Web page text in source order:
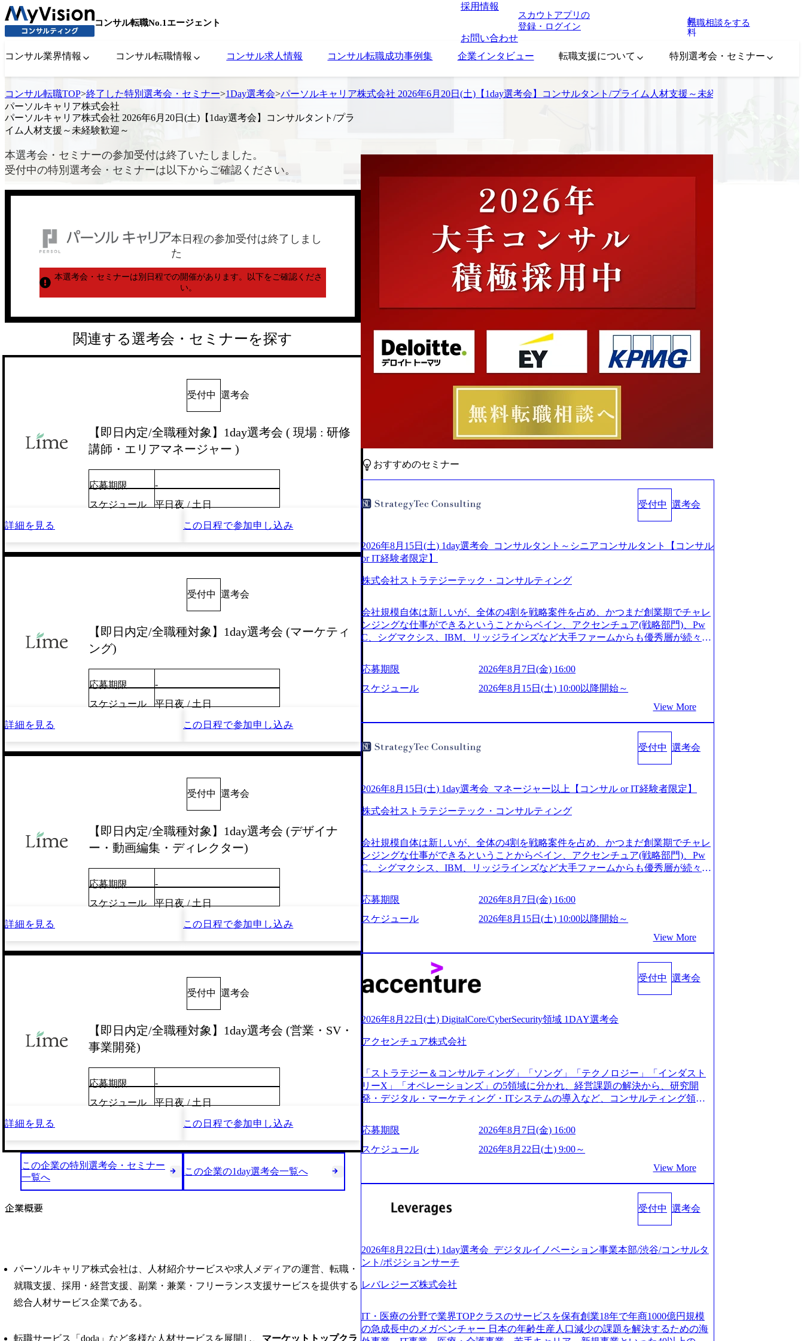
コンサル転職No.1エージェント
採用情報
お問い合わせ
スカウトアプリの
登録・ログイン
無
料
転職相談をする
コンサル業界情報 コンサル転職情報 コンサル求人情報 コンサル転職成功事例集 企業インタビュー 転職支援について 特別選考会・セミナー
コンサル転職TOP>終了した特別選考会・セミナー>1Day選考会>パーソルキャリア株式会社 2026年6月20日(土)【1day選考会】コンサルタント/プライム人材支援～未経験歓迎～
パーソルキャリア株式会社
パーソルキャリア株式会社 2026年6月20日(土)【1day選考会】コンサルタント/プラ
イム人材支援～未経験歓迎～
本選考会・セミナーの参加受付は終了いたしました。
受付中の特別選考会・セミナーは以下からご確認ください。
本日程の参加受付は終了しまし
た
本選考会・セミナーは別日程での開催があります。
以下をご確認くださ
い。
関連する選考会・セミナーを探す
受付中 選考会
【即日内定/全職種対象】1day選考会 ( 現場 : 研修
講師・エリアマネージャー )
応募期限
-
スケジュール
平日夜 / 土日
詳細を見る この日程で参加申し込み
受付中 選考会
【即日内定/全職種対象】1day選考会 (マーケティ
ング)
応募期限
-
スケジュール
平日夜 / 土日
詳細を見る この日程で参加申し込み
受付中 選考会
【即日内定/全職種対象】1day選考会 (デザイナ
ー・動画編集・ディレクター)
応募期限
-
スケジュール
平日夜 / 土日
詳細を見る この日程で参加申し込み
受付中 選考会
【即日内定/全職種対象】1day選考会 (営業・SV・
事業開発)
応募期限
-
スケジュール
平日夜 / 土日
詳細を見る この日程で参加申し込み
この企業の特別選考会・セミナー
一覧へ
この企業の1day選考会一覧へ
企業概要
パーソルキャリア株式会社は、人材紹介サービスや求人メディアの運営、転職・
就職支援、採用・経営支援、副業・兼業・フリーランス支援サービスを提供する
総合人材サービス企業である。 ​
転職サービス「doda」など多様な人材サービスを展開し、 マーケットトップクラ
おすすめのセミナー
受付中 選考会
2026年8月15日(土) 1day選考会_コンサルタント～シニアコンサルタント【コンサル
or IT経験者限定】
株式会社ストラテジーテック・コンサルティング
会社規模自体は新しいが、全体の4割を戦略案件を占め、かつまだ創業期でチャレ
ンジングな仕事ができるということからベイン、アクセンチュア(戦略部門)、Pw
C、シグマクシス、IBM、リッジラインズなど大手ファームからも優秀層が続々ジ
※SaaSプロダクト、地方創生、メディアなど リモート比率99%、福岡や北海道在
中者もいて働きやすい環境※コンサルクラスから 製造業、金融業、通信業界に強
みがあり、ヘルスケアな業界は広げていく予定 インセンティブ支給という他社に
2026年8月7日(金) 16:00 ※枠が限られておりますので、ご応募いただいてもご対応
できない可能性がございます ※弊社がコンサルタント未経験 or IT未経験と判断さ
ていただきます ● 面接(1次・最終を一度の面接で実施) ※面接終了しましたら、後
日弊社担当者より結果についてご連絡させていただきます。 ● 一日で最終面接ま
お時間をいただく場合がございます ● 面接、条件面談それぞれ最大1時間を想定し
よび条件面談ともに、どの時間開始となってもご対応いただけるよう、候補者様
前にGAB試験を受検いただきます(受験期限は1day選考会実施日の3日前まで)。 ※
ただし、30代以上のコンサルファーム経験3年以上の方はGAB受検免除、書類選考
のみ。 書類選考通過後に、GAB試験に合格している方へ1day選考会当日のご案内
をさせていただきます。 急速なグローバル化により既存事業では成長戦略を描く
ンスフォーメーション戦略を中心にコンサルティングサポートいたします。 (1)既
存または新規大手事業会社から依頼された「経営戦略」等のコンサルティング支
援を行います。クライアントは各業界上位5社をターゲットとし、特にCXOクラス
から「新規事業戦略」「既存事業のトランスフォーメーション」の依頼を多数い
ただいています。 (2)「SIerやPMO支援を積極的に獲得しない」、弊社がプライム
である「戦略」案件をメインとしたコンサルティングを行います ＜プロジェクト
一部抜粋＞ ・海外事業(新規・既存)事業のビジネスモデル検討支援 ・金融領域に
おけるAIを活用した事業戦略検討支援 ・新規ICT事業戦略策定支援 ・スマートシ
ションを活用した事業戦略策定及び営業支援 ※その他新規事業や既存デジタルト
ランスフォーメーションの案件が多数 ● コンサルタント プロジェクトにおける個
人のタスク管理及び遂行を担う。主な作業としては、仮説検証からクライアント
う。主な作業としては、As-Is分析、仮説構築や施策立案、クライアントの上位層
向けの報告資料・ディスカッションペ ーパーの作成などを担当。 ● 裁量権 弊社は
2019年11月に設立され、成長期といわれるフェーズにあります。 事業・組織を拡
す。 また、希望者はパートナー以外でも大手役員の方へのセールスにも参加でき
● 事業会社機能にも携われる 弊社にはコンサルティング事業以外にもSaaSプロダ
クト・メディア・地方創生事業があるため、上記事業に携わることも可能です。
善ができます。(希望者のみとなります) ● BIG4・アクセンチュアをはじめとした
大手外資系コンサルファーム出身者が多く集まっています ● 平均年齢は35歳で、
幅広い年齢の方が活躍しています ● インダストリー・ソリューションで区切られ
ていない組織です(ワンプール制) ● 海外事業拠点をシンガポールに設立し、グロー
-2-1 東京ミッドタウン八重洲 八重洲セントラルタワー8階 受動喫煙対策 : 執務室内
禁煙、ビル内喫煙室あり WEB ・書類選考を通過された方 ・すでに応募いただい
ている方で、書類選考を通過し面接・面談未実施の方 ● テクノロジーコンサルタ
ント ・4年生大学卒業に限る ・大手総合コンサルティングファームのITコンサル
業に限る ・以下のいずれかの実務経験を有する方 - MBB及び戦略ファームでの
コンサルティング経験2年以上 - BIG4のStrategy部門におけるコンサルティング経
応募期限
2026年8月7日(金) 16:00
スケジュール
2026年8月15日(土) 10:00以降開始～
View More
受付中 選考会
2026年8月15日(土) 1day選考会_マネージャー以上【コンサル or IT経験者限定】
株式会社ストラテジーテック・コンサルティング
会社規模自体は新しいが、全体の4割を戦略案件を占め、かつまだ創業期でチャレ
ンジングな仕事ができるということからベイン、アクセンチュア(戦略部門)、Pw
C、シグマクシス、IBM、リッジラインズなど大手ファームからも優秀層が続々ジ
※SaaSプロダクト、地方創生、メディアなど リモート比率99%、福岡や北海道在
中者もいて働きやすい環境※コンサルクラスから 製造業、金融業、通信業界に強
みがあり、ヘルスケアな業界は広げていく予定 インセンティブ支給という他社に
2026年8月7日(金) 16:00 ※枠が限られておりますので、ご応募いただいてもご対応
できない可能性がございます ※コンサルタント未経験 or IT未経験と判断させてい
ただいたご応募者様については、1dayではなく通常選考でのご案内とさせていた
だきます ● 面接(1次・最終を一度の面接で実施) ※面接終了しましたら、後日弊社
担当者より結果についてご連絡させていただきます。 ● 一日で最終面接まで完了
をいただく場合がございます ● 面接、条件面談それぞれ最大1時間を想定しており
件面談ともに、どの時間開始となってもご対応いただけるよう、候補者様のご予
B試験を受検いただきます(受験期限は1day選考会実施日の3日前まで)。 ※ただ
し、30代以上のコンサルファーム経験3年以上の方はGAB受検免除、書類選考の
み。 書類選考通過後に、GAB試験に合格している方へ1day選考会当日のご案内を
させていただきます。 急速なグローバル化により既存事業では成長戦略を描く事
スフォーメーション戦略を中心にコンサルティングサポートいたします。 (1)既存
または新規大手事業会社から依頼された「経営戦略」等のコンサルティング支援
を行います。クライアントは各業界上位5社をターゲットとし、特にCXOクラスか
ら「新規事業戦略」「既存事業のトランスフォーメーション」の依頼を多数いた
だいています。 (2)「SIerやPMO支援を積極的に獲得しない」、弊社がプライムで
ある「戦略」案件をメインとしたコンサルティングを行います ＜プロジェクト一
部抜粋＞ ・海外事業(新規・既存)事業のビジネスモデル検討支援 ・金融領域にお
ョンを活用した事業戦略策定及び営業支援 ※その他新規事業や既存デジタルトラ
ンスフォーメーションの案件が多数 ● マネージャー プロジェクトの管理者とし
て、プロジェクト・メンバーの管理・運営を担う。プロジェクト設計から管理・
推進、クライアントとのコミュニケーション、成果物の品質管理、メンバーの育
や、会社経営の観点から提案活動、社内トレーニングを実施。 ● アソシエイトパ
ートナー 主要クライアントの責任者として、大規模/高難易度プロジェクトの統括
応募期限
2026年8月7日(金) 16:00
スケジュール
2026年8月15日(土) 10:00以降開始～
View More
受付中 選考会
2026年8月22日(土) DigitalCore/CyberSecurity領域 1DAY選考会
アクセンチュア株式会社
「ストラテジー＆コンサルティング」「ソング」「テクノロジー」「インダスト
リーX」「オペレーションズ」の5領域に分かれ、経営課題の解決から、研究開
発・デジタル・マーケティング・ITシステムの導入など、コンサルティング領域
ファームである あらゆる産業において非常に良質な顧客基盤を築いており、Fortu
ne Global 500社の80％以上の企業をクライアントとして抱えている 手掛けたプロ
ジェクトは「ファーストリテイリングにおけるグローバル化」「資生堂グループ
ンサルティング活動のみならず、2021年にはKDDIと合弁会社「ARISE analytics」
を設立し、人工知能とデータアナリティクス技術で新たなイノベーションを創出
e.com/content/dam/accenture/final/accenture-com/document-2/Accenture-Recruiting-Brochur
ログ (https://www.accenture.com/jp-ja/blogs/japan-careers-blog) 江川社長が語る「105点
経営」 (https://business.nikkei.com/atcl/gen/19/00604/021600008/) 規模拡大で成功する
店出身者などマーケティングのトップ人材が集結するワケ (https://markezine.jp/articl
(https://www.businessinsider.jp/post-288838) プラダ：ラグジュアリー製品のパーソナ
ライゼーション (https://www.accenture.com/jp-ja/case-studies/song/prada-luxury-product-c
ustomization) 大正製薬：ITカーブアウト支援 (https://www.accenture.com/jp-ja/case-stud
応募期限
2026年8月7日(金) 16:00
スケジュール
2026年8月22日(土) 9:00～
View More
受付中 選考会
2026年8月22日(土) 1day選考会_デジタルイノベーション事業本部/渋谷/コンサルタ
ント/ポジションサーチ
レバレジーズ株式会社
IT・医療の分野で業界TOPクラスのサービスを保有創業18年で年商1000億円規模
の急成長中のメガベンチャー 日本の年齢生産人口減少の課題を解決するための海